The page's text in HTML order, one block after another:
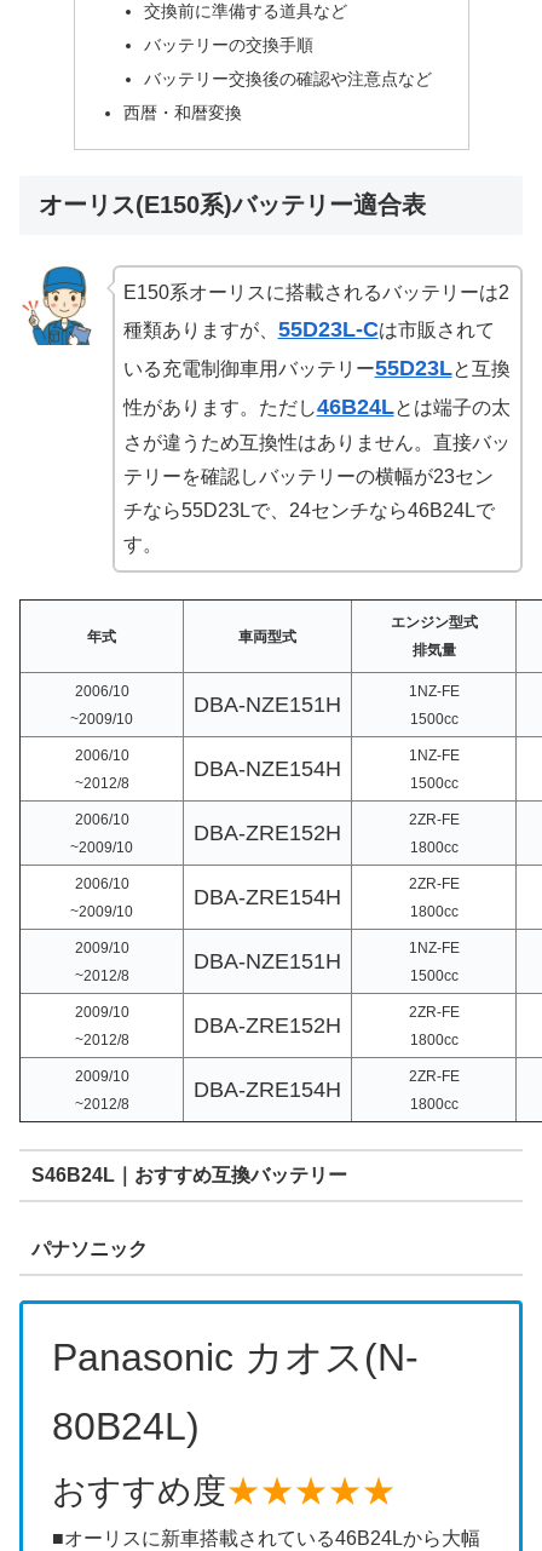
交換前に準備する道具など
バッテリーの交換手順
バッテリー交換後の確認や注意点など
西暦・和暦変換
オーリス(E150系)バッテリー適合表
E150系オーリスに搭載されるバッテリーは2
種類ありますが、 55D23L-Cは市販されて
いる充電制御車用バッテリー55D23Lと互換
性があります。ただし46B24Lとは端子の太
さが違うため互換性はありません。直接バッ
テリーを確認しバッテリーの横幅が23セン
チなら55D23Lで、24センチなら46B24Lで
す。
年式 車両型式
エンジン型式
排気量
2006/10
~2009/10
DBA-NZE151H
1NZ-FE
1500cc
2006/10
~2012/8
DBA-NZE154H
1NZ-FE
1500cc
2006/10
~2009/10
DBA-ZRE152H
2ZR-FE
1800cc
2006/10
~2009/10
DBA-ZRE154H
2ZR-FE
1800cc
2009/10
~2012/8
DBA-NZE151H
1NZ-FE
1500cc
2009/10
~2012/8
DBA-ZRE152H
2ZR-FE
1800cc
2009/10
~2012/8
DBA-ZRE154H
2ZR-FE
1800cc
S46B24L｜おすすめ互換バッテリー
パナソニック
Panasonic カオス(N-
80B24L)
おすすめ度★★★★★
■オーリスに新車搭載されている46B24Lから大幅